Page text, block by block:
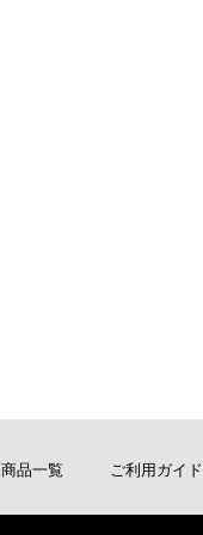
商品一覧 ご利用ガイド